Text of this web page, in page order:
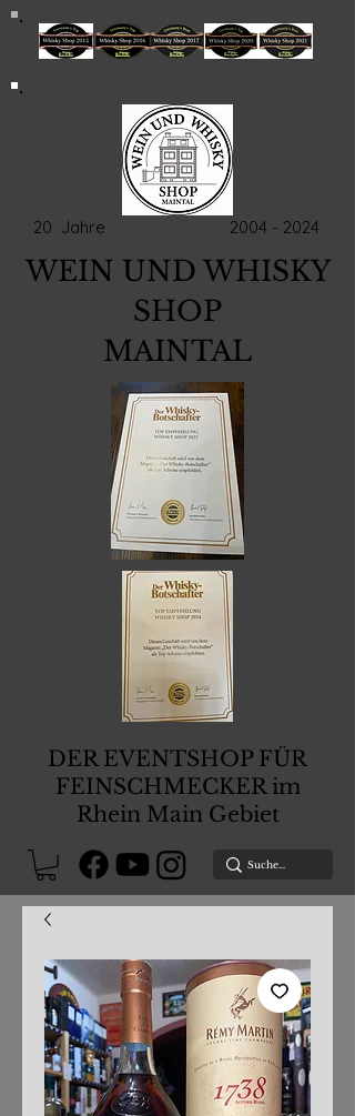
20 Jahre 2004 - 2024
WEIN UND WHISKY
SHOP
MAINTAL
DER EVENTSHOP FÜR
FEINSCHMECKER im
Rhein Main Gebiet